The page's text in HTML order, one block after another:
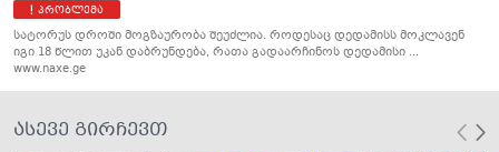
პრობლემა
სატორუს დროში მოგზაურობა შეუძლია. როდესაც დედამისს მოკლავენ
იგი 18 წლით უკან დაბრუნდება, რათა გადაარჩინოს დედამისი ...
www.naxe.ge
ასევე გირჩევთ